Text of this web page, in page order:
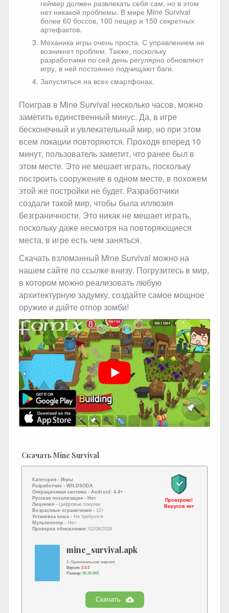
геймер должен развлекать себя сам, но в этом
нет никакой проблемы. В мире Mine Survival
более 60 боссов, 100 пещер и 150 секретных
артефактов.
Механика игры очень проста. С управлением не
возникнет проблем. Также, поскольку
разработчики по сей день регулярно обновляют
игру, в ней постоянно подчищают баги.
Запуститься на всех смартфонах.
Поиграв в Mine Survival несколько часов, можно
заметить единственный минус. Да, в игре
бесконечный и увлекательный мир, но при этом
всем локации повторяются. Проходя вперед 10
минут, пользователь заметит, что ранее был в
этом месте. Это не мешает играть, поскольку
построить сооружение в одном месте, в похожем
этой же постройки не будет. Разработчики
создали такой мир, чтобы была иллюзия
безграничности. Это никак не мешает играть,
поскольку даже несмотря на повторяющиеся
места, в игре есть чем заняться.
Скачать взломанный Mine Survival можно на
нашем сайте по ссылке внизу. Погрузитесь в мир,
в котором можно реализовать любую
архитектурную задумку, создайте самое мощное
оружие и дайте отпор зомби!
Скачать Mine Survival
Категория - Игры
Разработчик - WILDSODA
Операционная система - Android: 4.4+
Русская локализация - Нет
Лицензия - Цифровые покупки
Возрастные ограничения - 12+
Установка кеша - Не требуется
Мультиплеер - Нет
Проверка обновления: 02/08/2026
Проверено!
Вирусов нет
mine_survival.apk
1. Оригинальная версия
Версия: 2.5.3
Размер: 96.34 MB
Скачать